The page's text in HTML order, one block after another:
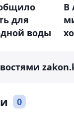
для
воды
В
0